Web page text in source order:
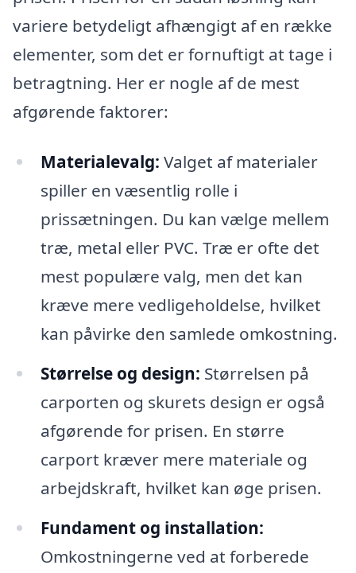
variere betydeligt afhængigt af en række
elementer, som det er fornuftigt at tage i
betragtning. Her er nogle af de mest
afgørende faktorer:
Materialevalg: Valget af materialer
spiller en væsentlig rolle i
prissætningen. Du kan vælge mellem
træ, metal eller PVC. Træ er ofte det
mest populære valg, men det kan
kræve mere vedligeholdelse, hvilket
kan påvirke den samlede omkostning.
Størrelse og design: Størrelsen på
carporten og skurets design er også
afgørende for prisen. En større
carport kræver mere materiale og
arbejdskraft, hvilket kan øge prisen.
Fundament og installation:
Omkostningerne ved at forberede